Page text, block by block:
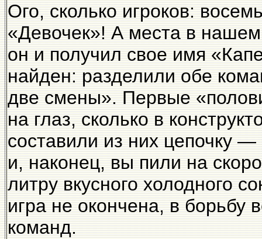
Ого, сколько игроков:
«Девочек»! А места в нашем
он и получил свое имя
найден: разделили обе
две смены». Первые
на глаз, сколько в
составили из них цепочку
и, наконец, вы пили на
литру вкусного холодного
игра не окончена, в борьбу
команд.